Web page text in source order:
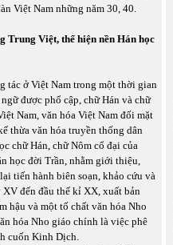
Việt Nam những năm 30, 40.
Trung Việt, thể hiện nền Hán học
tác ở Việt Nam trong một thời gian
được phổ cập, chữ Hán và chữ
Nam, văn hóa Việt Nam đối mặt
thừa văn hóa truyền thống dân
chữ Hán, chữ Nôm cổ đại của
học đời Trần, nhằm giới thiệu,
tiến hành biên soạn, khảo cứu và
đến đầu thế kỉ XX, xuất bản
hậu và một tố chất văn hóa Nho
hóa Nho giáo chính là việc phê
cuốn Kinh Dịch.